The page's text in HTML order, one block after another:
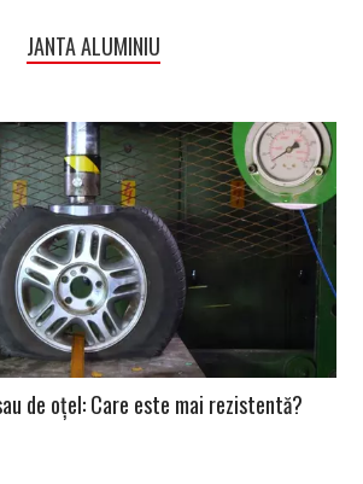
JANTA ALUMINIU
de oțel: Care este mai rezistentă?